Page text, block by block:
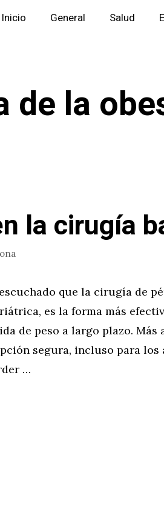
Inicio General Salud
de la
la cirugía
que la cirugía de
es la forma más
de peso a largo plazo.
segura, incluso para los
…